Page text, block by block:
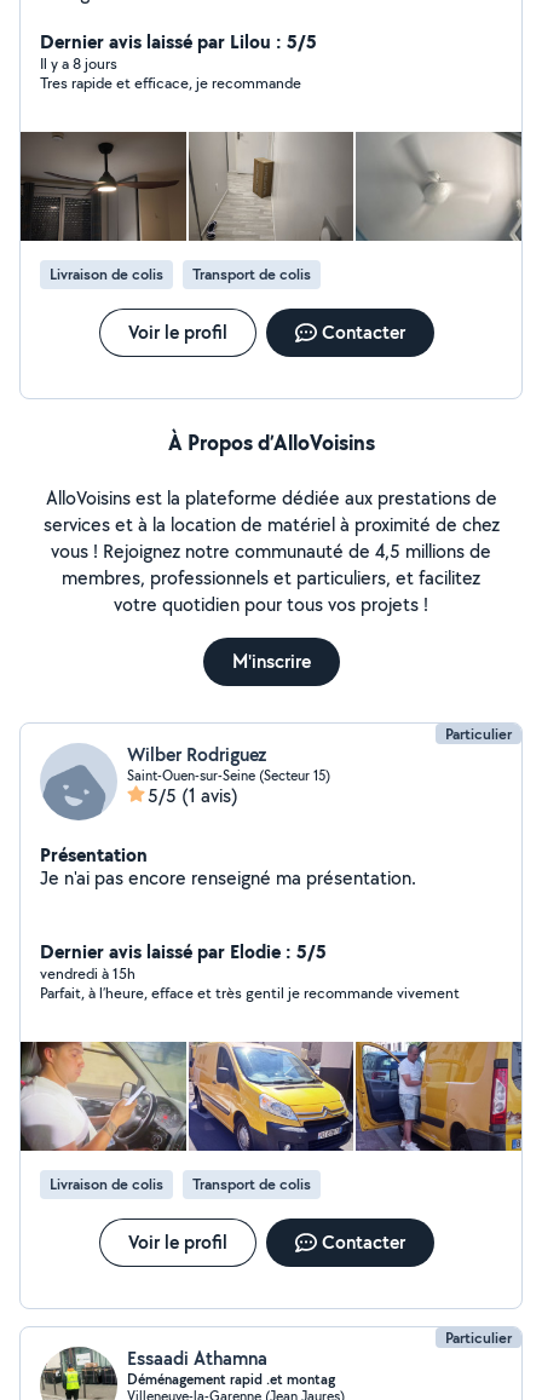
Dernier avis laissé par Lilou : 5/5
Il y a 8 jours
Tres rapide et efficace, je recommande
Livraison de colis Transport de colis
Voir le profil Contacter
À Propos d’AlloVoisins
AlloVoisins est la plateforme dédiée aux prestations de
services et à la location de matériel à proximité de chez
vous ! Rejoignez notre communauté de 4,5 millions de
membres, professionnels et particuliers, et facilitez
votre quotidien pour tous vos projets !
M'inscrire
Particulier
Wilber Rodriguez
Saint-Ouen-sur-Seine (Secteur 15)
5/5 (1 avis)
Présentation
Je n'ai pas encore renseigné ma présentation.
Dernier avis laissé par Elodie : 5/5
vendredi à 15h
Parfait, à l’heure, efface et très gentil je recommande vivement
Livraison de colis Transport de colis
Voir le profil Contacter
Particulier
Essaadi Athamna
Déménagement rapid .et montag
Villeneuve-la-Garenne (Jean Jaures)